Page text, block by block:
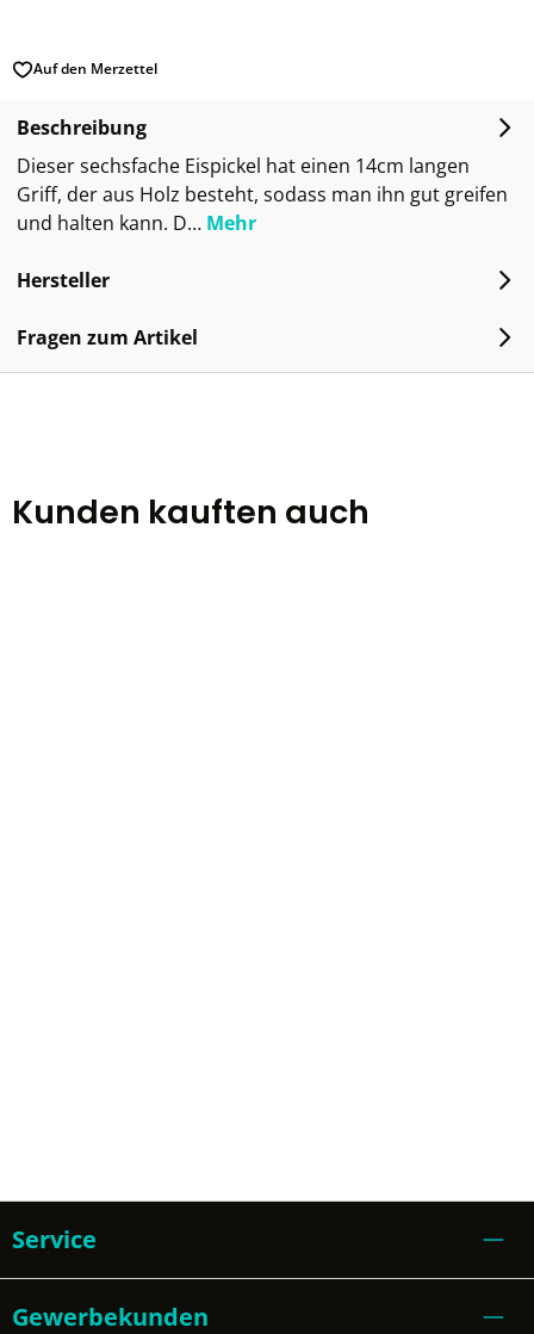
Auf den Merzettel
Beschreibung
Dieser sechsfache Eispickel hat einen 14cm langen
Griff, der aus Holz besteht, sodass man ihn gut greifen
und halten kann. D… Mehr
Hersteller
Fragen zum Artikel
Kunden kauften auch
Service
Gewerbekunden